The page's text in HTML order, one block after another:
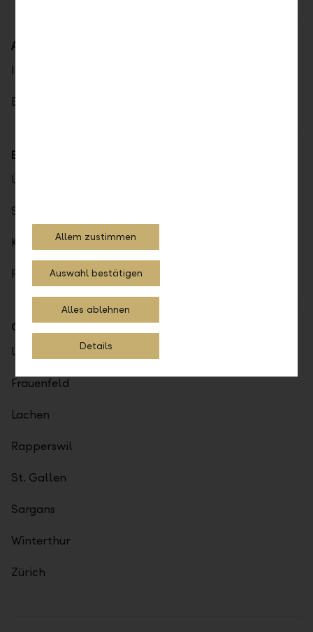
Aktionariat
Im Überblick
Berichte
Engagement
Übersicht
Sport
Kultur
Familie
Geschäftsstellen
Uznach
Frauenfeld
Lachen
Rapperswil
St. Gallen
Sargans
Winterthur
Zürich
Allem zustimmen
Auswahl bestätigen
Alles ablehnen
Details